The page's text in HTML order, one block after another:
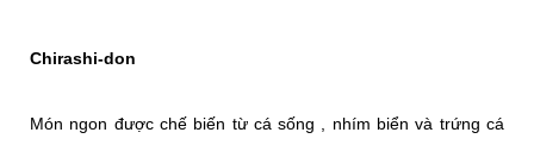
Chirashi-don
Món ngon được chế biến từ cá sống , nhím biển và trứng cá